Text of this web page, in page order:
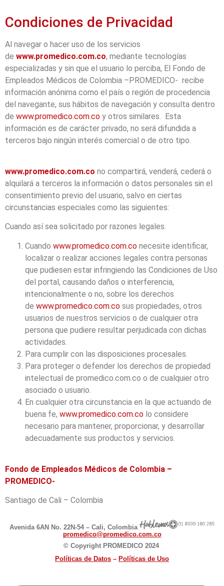
Condiciones de Privacidad
Al navegar o hacer uso de los servicios
de www.promedico.com.co, mediante tecnologías
especializadas y sin que el usuario lo perciba, El Fondo de
Empleados Médicos de Colombia –PROMEDICO- recibe
información anónima como el país o región de procedencia
del navegante, sus hábitos de navegación y consulta dentro
de www.promedico.com.co y otros similares. Esta
información es de carácter privado, no será difundida a
terceros bajo ningún interés comercial o de otro tipo.
www.promedico.com.co no compartirá, venderá, cederá o
alquilará a terceros la información o datos personales sin el
consentimiento previo del usuario, salvo en ciertas
circunstancias especiales como las siguientes:
Cuando así sea solicitado por razones legales.
Cuando www.promedico.com.co necesite identificar,
localizar o realizar acciones legales contra personas
que pudiesen estar infringiendo las Condiciones de Uso
del portal, causando daños o interferencia,
intencionalmente o no, sobre los derechos
de www.promedico.com.co sus propiedades, otros
usuarios de nuestros servicios o de cualquier otra
persona que pudiere resultar perjudicada con dichas
actividades.
Para cumplir con las disposiciones procesales.
Para proteger o defender los derechos de propiedad
intelectual de promedico.com.co o de cualquier otro
asociado o usuario.
En cualquier otra circunstancia en la que actuando de
buena fe, www.promedico.com.co lo considere
necesario para mantener, proporcionar, y desarrollar
adecuadamente sus productos y servicios.
Fondo de Empleados Médicos de Colombia –
PROMEDICO-
Santiago de Cali – Colombia
Avenida 6AN No. 22N-54 – Cali, Colombia
promedico@promedico.com.co
© Copyright PROMEDICO 2024
Políticas de Datos – Políticas de Uso